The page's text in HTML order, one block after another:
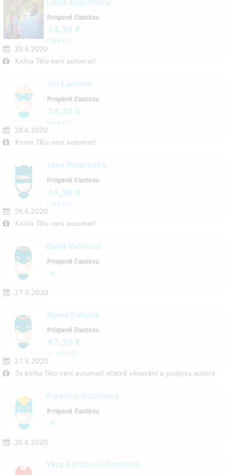
29.6.2020
Kniha Tělo není automat!
Prispené čiastkou
14,38 €
(349 Kč)
Jiří Ladman
28.6.2020
Kniha Tělo není automat!
Prispené čiastkou
14,38 €
(349 Kč)
Jana Peterková
28.6.2020
Kniha Tělo není automat!
Prispené čiastkou
14,38 €
(349 Kč)
Dana Vaňková
27.6.2020
Prispené čiastkou
Alena Fialová
27.6.2020
3x kniha Tělo není automat! včetně věnování a podpisu autora
Prispené čiastkou
47,39 €
(1 150 Kč)
Katerina Buchtova
26.6.2020
Prispené čiastkou
Věra Kořánová Frimlová